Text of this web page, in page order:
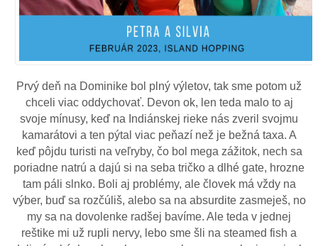
Prvý deň na Dominike bol plný výletov, tak sme potom už
chceli viac oddychovať. Devon ok, len teda malo to aj
svoje mínusy, keď na Indiánskej rieke nás zveril svojmu
kamarátovi a ten pýtal viac peňazí než je bežná taxa. A
keď pôjdu turisti na veľryby, čo bol mega zážitok, nech sa
poriadne natrú a dajú si na seba tričko a dlhé gate, hrozne
tam páli slnko. Boli aj problémy, ale človek má vždy na
výber, buď sa rozčúliš, alebo sa na absurdite zasmeješ, no
my sa na dovolenke radšej bavíme. Ale teda v jednej
reštike mi už rupli nervy, lebo sme šli na steamed fish a